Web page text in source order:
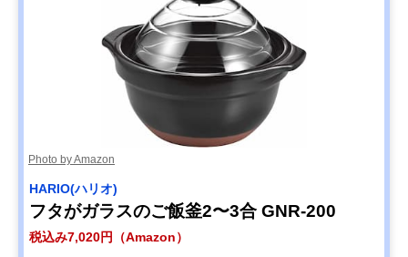
Photo by Amazon
HARIO(ハリオ)
フタがガラスのご飯釜2〜3合 GNR-200
税込み7,020円（Amazon）